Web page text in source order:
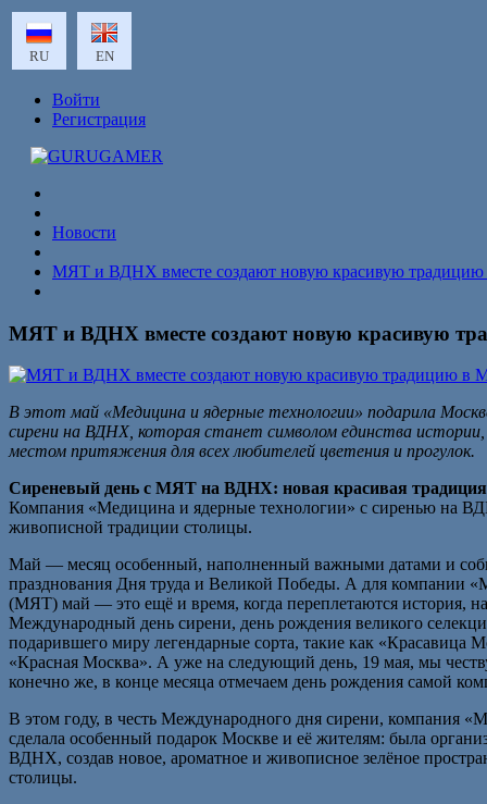
RU EN
Войти
Регистрация
Новости
МЯТ и ВДНХ вместе создают новую красивую традицию
МЯТ и ВДНХ вместе создают новую красивую
В этот май «Медицина и ядерные технологии» подарила
сирени на ВДНХ, которая станет символом единства
местом притяжения для всех любителей цветения и прогулок.
Сиреневый день с МЯТ на ВДНХ: новая красивая
Компания «Медицина и ядерные технологии» с сиренью на
живописной традиции столицы.
Май — месяц особенный, наполненный важными датами и
празднования Дня труда и Великой Победы. А для компании
(МЯТ) май — это ещё и время, когда переплетаются история,
Международный день сирени, день рождения великого
подарившего миру легендарные сорта, такие как «Красавица
«Красная Москва». А уже на следующий день, 19 мая, мы
конечно же, в конце месяца отмечаем день рождения самой
В этом году, в честь Международного дня сирени, компания
сделала особенный подарок Москве и её жителям: была
ВДНХ, создав новое, ароматное и живописное зелёное
столицы.